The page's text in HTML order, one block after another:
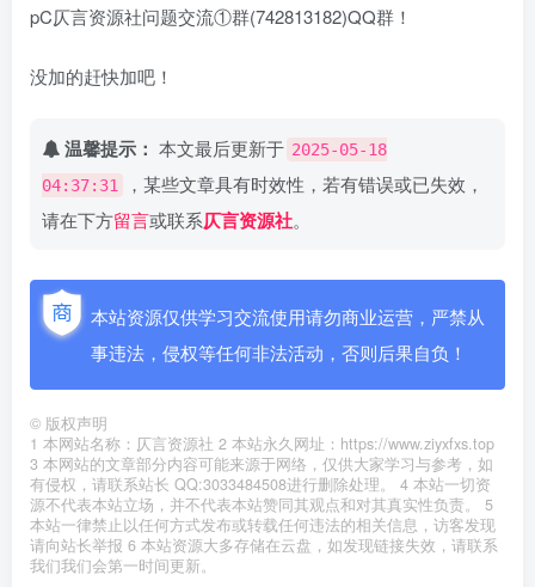
pC仄言资源社问题交流①群(742813182)QQ群！
没加的赶快加吧！
温馨提示： 本文最后更新于 2025-05-18
04:37:31
，某些文章具有时效性，若有错误或已失效，
请在下方留言或联系仄言资源社。
本站资源仅供学习交流使用请勿商业运营，严禁从
事违法，侵权等任何非法活动，否则后果自负！
© 版权声明
1 本网站名称：仄言资源社 2 本站永久网址：https://www.ziyxfxs.top
3 本网站的文章部分内容可能来源于网络，仅供大家学习与参考，如
有侵权，请联系站长 QQ:3033484508进行删除处理。 4 本站一切资
源不代表本站立场，并不代表本站赞同其观点和对其真实性负责。 5
本站一律禁止以任何方式发布或转载任何违法的相关信息，访客发现
请向站长举报 6 本站资源大多存储在云盘，如发现链接失效，请联系
我们我们会第一时间更新。